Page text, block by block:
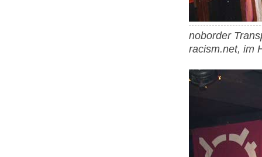
noborder
racism.net, im